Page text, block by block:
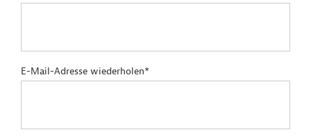
E-Mail-Adresse wiederholen*